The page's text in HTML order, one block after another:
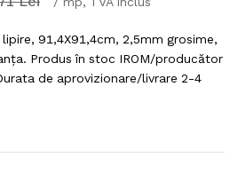
91,4X91,4cm, 2,5mm grosime,
Produs în stoc IROM/producător
de aprovizionare/livrare 2-4